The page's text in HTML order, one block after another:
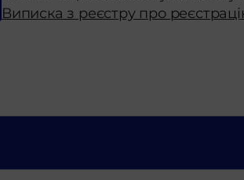
Виписка з реєстру про